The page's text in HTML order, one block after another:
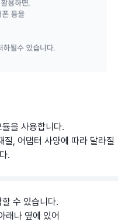
을 사용합니다.
, 어댑터 사양에 따라 달라질
.
수 있습니다.
래나 옆에 있어